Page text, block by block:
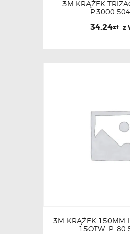
3M KRĄŻEK
P.3000
34.24zł z
3M KRĄŻEK 150MM
15OTW. P. 80